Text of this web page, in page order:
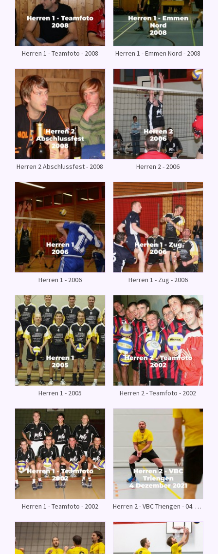
Herren 1 - Teamfoto - 2008 Herren 1 - Emmen Nord - 2008
Herren 2 Abschlussfest - 2008 Herren 2 - 2006
Herren 1 - 2006 Herren 1 - Zug - 2006
Herren 1 - 2005 Herren 2 - Teamfoto - 2002
Herren 1 - Teamfoto - 2002 Herren 2 - VBC Triengen - 04. Dezember 2021